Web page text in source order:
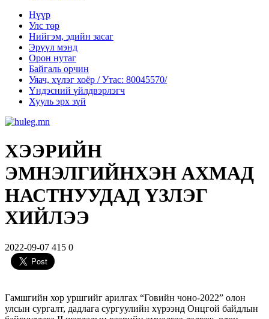
Нүүр
Улс төр
Нийгэм, эдийн засаг
Эрүүл мэнд
Орон нутаг
Байгаль орчин
Уяач, хүлэг хоёр / Утас: 80045570/
Үндэсний үйлдвэрлэгч
Хууль эрх зүй
ХЭЭРИЙН
ЭМНЭЛГИЙНХЭН АХМАД
НАСТНУУДАД ҮЗЛЭГ
ХИЙЛЭЭ
2022-09-07 415 0
Гамшгийн хор уршгийг арилгах “Говийн чоно-2022” олон
улсын сургалт, дадлага сургуулийн хүрээнд Онцгой байдлын